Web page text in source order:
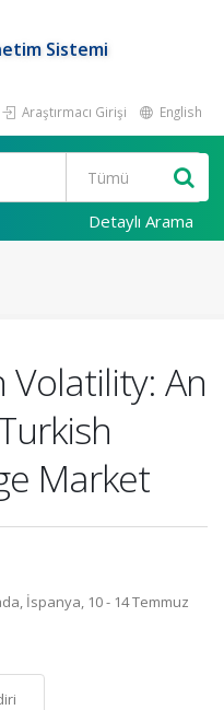
Sistemi
Araştırmacı Girişi English
Detaylı Arama
An
Market
İspanya, 10 - 14 Temmuz